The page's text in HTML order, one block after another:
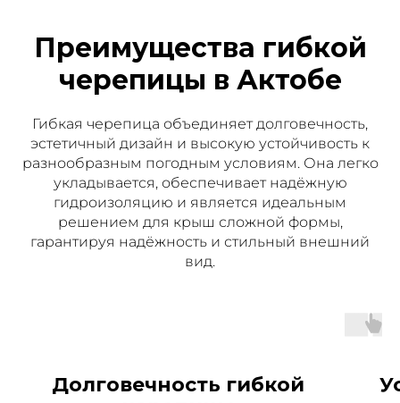
Преимущества гибкой
черепицы в Актобе
Гибкая черепица объединяет долговечность,
эстетичный дизайн и высокую устойчивость к
разнообразным погодным условиям. Она легко
укладывается, обеспечивает надёжную
гидроизоляцию и является идеальным
решением для крыш сложной формы,
гарантируя надёжность и стильный внешний
вид.
Долговечность гибкой